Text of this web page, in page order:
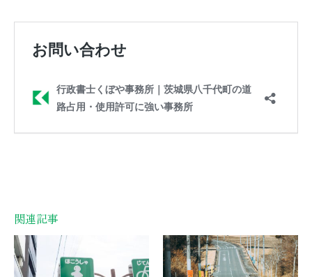
関連記事